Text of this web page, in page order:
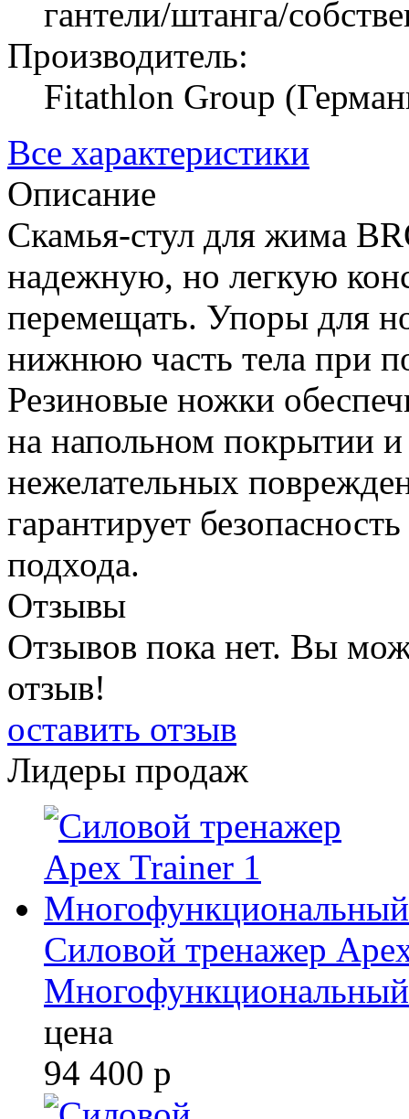
гантели/штанга/
Производитель:
Fitathlon Group
Все характеристики
Описание
Скамья-стул для жима
надежную, но легкую
перемещать. Упоры для
нижнюю часть тела при
Резиновые ножки
на напольном покрытии
нежелательных
гарантирует
подхода.
Отзывы
Отзывов пока нет. Вы
отзыв!
оставить отзыв
Лидеры продаж
Силовой тренажер
Многофункциональный
цена
94 400 р